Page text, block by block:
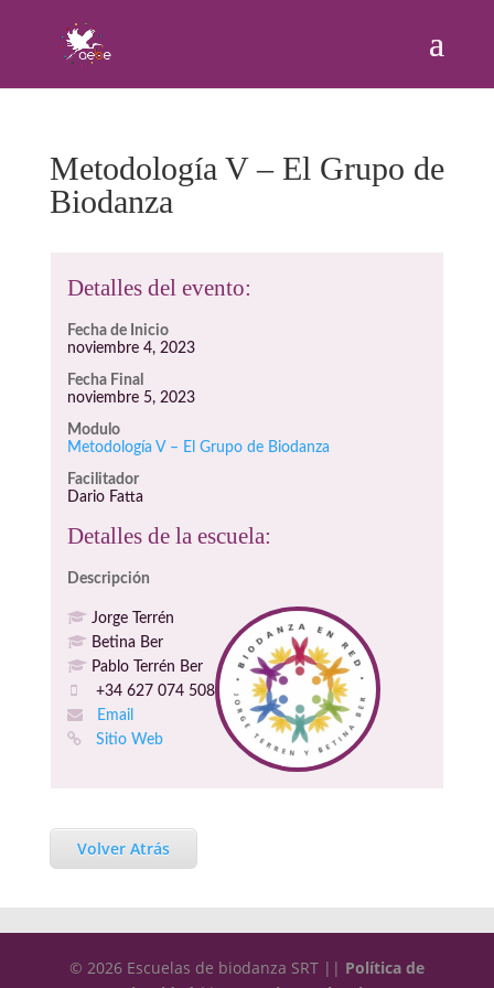
Metodología V – El Grupo de
Biodanza
Detalles del evento:
Fecha de Inicio
noviembre 4, 2023
Fecha Final
noviembre 5, 2023
Modulo
Metodología V – El Grupo de Biodanza
Facilitador
Dario Fatta
Detalles de la escuela:
Descripción
Jorge Terrén
Betina Ber
Pablo Terrén Ber
+34 627 074 508
Email
Sitio Web
Volver Atrás
© 2026 Escuelas de biodanza SRT || Política de